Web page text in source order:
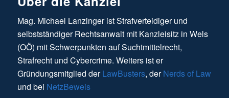
Mag. Michael Lanzinger ist Strafverteidiger und
selbstständiger Rechtsanwalt mit Kanzleisitz in Wels
(OÖ) mit Schwerpunkten auf Suchtmittelrecht,
Strafrecht und Cybercrime. Weiters ist er
Gründungsmitglied derLawBusters, derNerds of Law
und bei NetzBeweis